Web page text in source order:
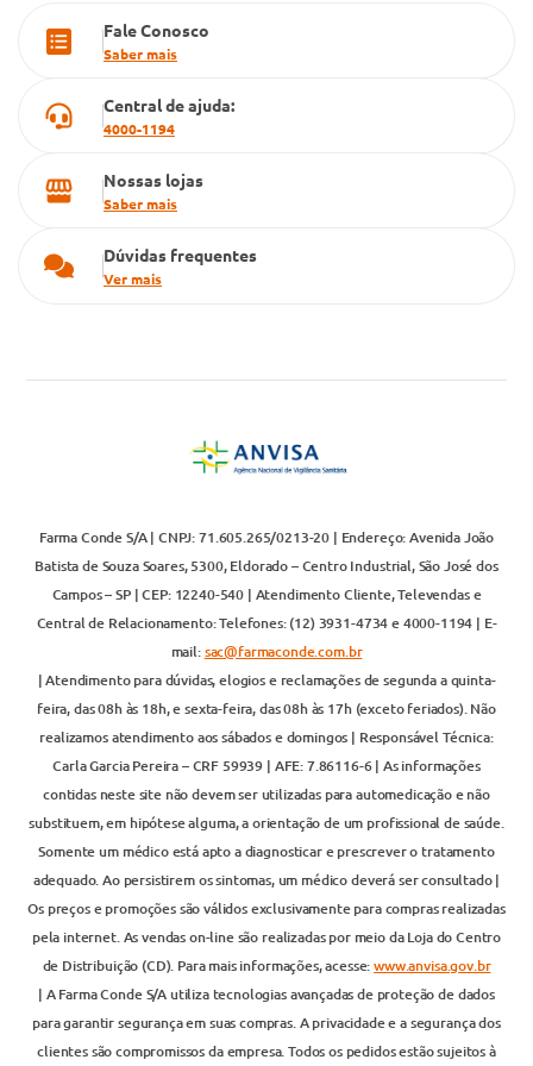
Cartão Grupo Conde
Fale Conosco
Saber mais
Central de ajuda:
4000-1194
Nossas lojas
Saber mais
Dúvidas frequentes
Ver mais
Farma Conde S/A | CNPJ: 71.605.265/0213-20 | Endereço: Avenida João
Batista de Souza Soares, 5300, Eldorado – Centro Industrial, São José dos
Campos – SP | CEP: 12240-540 | Atendimento Cliente, Televendas e
Central de Relacionamento: Telefones: (12) 3931-4734 e 4000-1194 | E-
mail:sac@farmaconde.com.br
| Atendimento para dúvidas, elogios e reclamações de segunda a quinta-
feira, das 08h às 18h, e sexta-feira, das 08h às 17h (exceto feriados). Não
realizamos atendimento aos sábados e domingos | Responsável Técnica:
Carla Garcia Pereira – CRF 59939 | AFE: 7.86116-6 | As informações
contidas neste site não devem ser utilizadas para automedicação e não
substituem, em hipótese alguma, a orientação de um profissional de saúde.
Somente um médico está apto a diagnosticar e prescrever o tratamento
adequado. Ao persistirem os sintomas, um médico deverá ser consultado |
Os preços e promoções são válidos exclusivamente para compras realizadas
pela internet. As vendas on-line são realizadas por meio da Loja do Centro
de Distribuição (CD). Para mais informações, acesse:www.anvisa.gov.br
| A Farma Conde S/A utiliza tecnologias avançadas de proteção de dados
para garantir segurança em suas compras. A privacidade e a segurança dos
clientes são compromissos da empresa. Todos os pedidos estão sujeitos à